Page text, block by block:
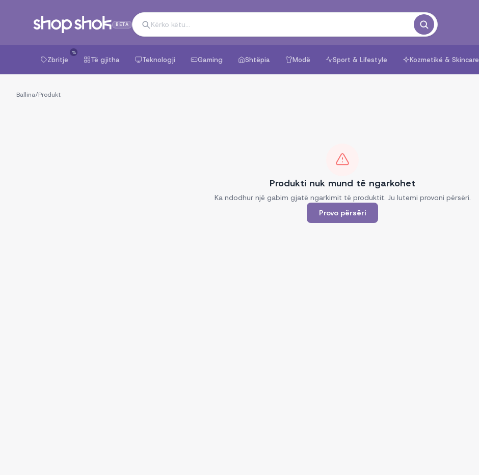
BETA
Zbritje
%
Të gjitha Teknologji Gaming Shtëpia Modë Sport & Lifestyle Kozmetikë & Skincare
Ballina/Produkt
Produkti nuk mund të ngarkohet
Ka ndodhur një gabim gjatë ngarkimit të produktit. Ju lutemi provoni përsëri.
Provo përsëri